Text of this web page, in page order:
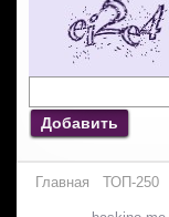
Добавить
Главная ТОП-250